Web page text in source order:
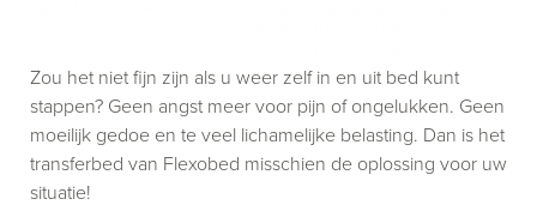
Zou het niet fijn zijn als u weer zelf in en uit bed kunt
stappen? Geen angst meer voor pijn of ongelukken. Geen
moeilijk gedoe en te veel lichamelijke belasting. Dan is het
transferbed van Flexobed misschien de oplossing voor uw
situatie!